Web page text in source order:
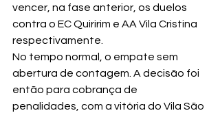
vencer, na fase anterior, os duelos
contra o EC Quiririm e AA Vila Cristina
respectivamente.
No tempo normal, o empate sem
abertura de contagem. A decisão foi
então para cobrança de
penalidades, com a vitória do Vila São